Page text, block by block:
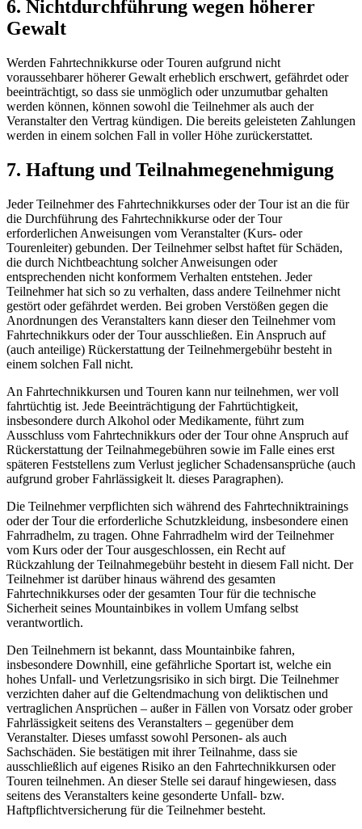
6. Nichtdurchführung wegen höherer
Gewalt
Werden Fahrtechnikkurse oder Touren aufgrund nicht
voraussehbarer höherer Gewalt erheblich erschwert, gefährdet oder
beeinträchtigt, so dass sie unmöglich oder unzumutbar gehalten
werden können, können sowohl die Teilnehmer als auch der
Veranstalter den Vertrag kündigen. Die bereits geleisteten Zahlungen
werden in einem solchen Fall in voller Höhe zurückerstattet.
7. Haftung und Teilnahmegenehmigung
Jeder Teilnehmer des Fahrtechnikkurses oder der Tour ist an die für
die Durchführung des Fahrtechnikkurse oder der Tour
erforderlichen Anweisungen vom Veranstalter (Kurs- oder
Tourenleiter) gebunden. Der Teilnehmer selbst haftet für Schäden,
die durch Nichtbeachtung solcher Anweisungen oder
entsprechenden nicht konformem Verhalten entstehen. Jeder
Teilnehmer hat sich so zu verhalten, dass andere Teilnehmer nicht
gestört oder gefährdet werden. Bei groben Verstößen gegen die
Anordnungen des Veranstalters kann dieser den Teilnehmer vom
Fahrtechnikkurs oder der Tour ausschließen. Ein Anspruch auf
(auch anteilige) Rückerstattung der Teilnehmergebühr besteht in
einem solchen Fall nicht.
An Fahrtechnikkursen und Touren kann nur teilnehmen, wer voll
fahrtüchtig ist. Jede Beeinträchtigung der Fahrtüchtigkeit,
insbesondere durch Alkohol oder Medikamente, führt zum
Ausschluss vom Fahrtechnikkurs oder der Tour ohne Anspruch auf
Rückerstattung der Teilnahmegebühren sowie im Falle eines erst
späteren Feststellens zum Verlust jeglicher Schadensansprüche (auch
aufgrund grober Fahrlässigkeit lt. dieses Paragraphen).
Die Teilnehmer verpflichten sich während des Fahrtechniktrainings
oder der Tour die erforderliche Schutzkleidung, insbesondere einen
Fahrradhelm, zu tragen. Ohne Fahrradhelm wird der Teilnehmer
vom Kurs oder der Tour ausgeschlossen, ein Recht auf
Rückzahlung der Teilnahmegebühr besteht in diesem Fall nicht. Der
Teilnehmer ist darüber hinaus während des gesamten
Fahrtechnikkurses oder der gesamten Tour für die technische
Sicherheit seines Mountainbikes in vollem Umfang selbst
verantwortlich.
Den Teilnehmern ist bekannt, dass Mountainbike fahren,
insbesondere Downhill, eine gefährliche Sportart ist, welche ein
hohes Unfall- und Verletzungsrisiko in sich birgt. Die Teilnehmer
verzichten daher auf die Geltendmachung von deliktischen und
vertraglichen Ansprüchen – außer in Fällen von Vorsatz oder grober
Fahrlässigkeit seitens des Veranstalters – gegenüber dem
Veranstalter. Dieses umfasst sowohl Personen- als auch
Sachschäden. Sie bestätigen mit ihrer Teilnahme, dass sie
ausschließlich auf eigenes Risiko an den Fahrtechnikkursen oder
Touren teilnehmen. An dieser Stelle sei darauf hingewiesen, dass
seitens des Veranstalters keine gesonderte Unfall- bzw.
Haftpflichtversicherung für die Teilnehmer besteht.